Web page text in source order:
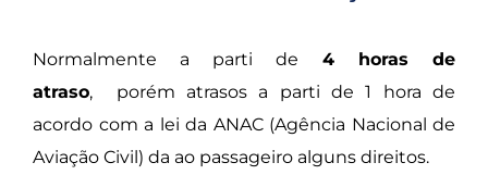
Normalmente a parti de 4 horas de
atraso,
porém atrasos a parti de 1 hora de
acordo com a lei da ANAC (Agência Nacional de
Aviação Civil) da ao passageiro alguns direitos.